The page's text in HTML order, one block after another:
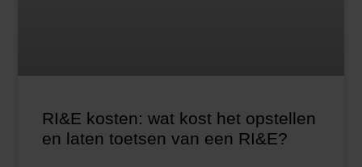
RI&E kosten: wat kost het opstellen
en laten toetsen van een RI&E?